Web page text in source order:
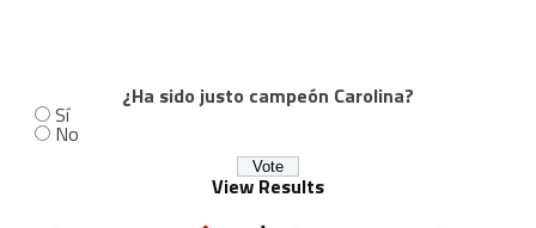
¿Ha sido justo campeón Carolina?
Sí
No
View Results